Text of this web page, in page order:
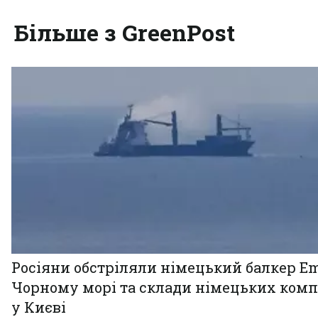
Більше з GreenPost
Росіяни обстріляли німецький балкер
Чорному морі та склади німецьких
у Києві